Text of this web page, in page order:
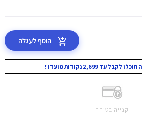
הוסף לעגלה
עד 2,699 נקודות מועדון!
קנייה בטוחה